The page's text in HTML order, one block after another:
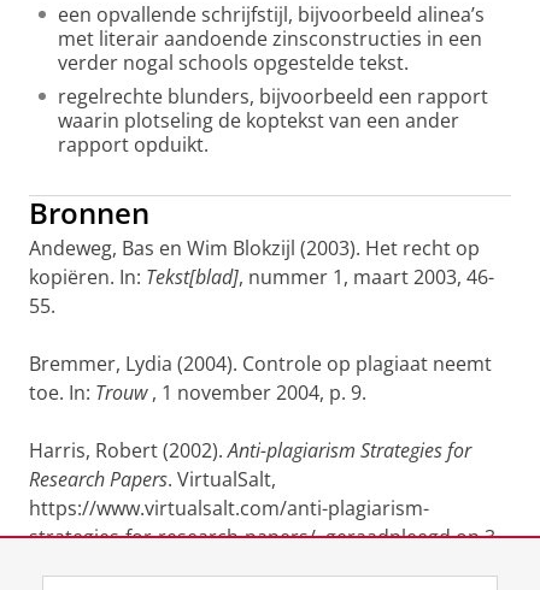
een opvallende schrijfstijl, bijvoorbeeld alinea’s
met literair aandoende zinsconstructies in een
verder nogal schools opgestelde tekst.
regelrechte blunders, bijvoorbeeld een rapport
waarin plotseling de koptekst van een ander
rapport opduikt.
Bronnen
Andeweg, Bas en Wim Blokzijl (2003). Het recht op
kopiëren. In: Tekst[blad], nummer 1, maart 2003, 46-
55.
Bremmer, Lydia (2004). Controle op plagiaat neemt
toe. In: Trouw, 1 november 2004, p. 9.
Harris, Robert (2002).Anti-plagiarism Strategies for
Research Papers. VirtualSalt,
https://www.virtualsalt.com/anti-plagiarism-
strategies-for-research-papers/, geraadpleegd op 3